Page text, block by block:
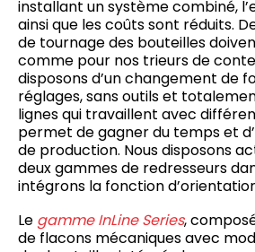
installant un système combiné,
ainsi que les coûts sont réduits.
de tournage des bouteilles
comme pour nos trieurs de
disposons d’un changement de
réglages, sans outils et
lignes qui travaillent avec
permet de gagner du temps et
de production. Nous disposons
deux gammes de redresseurs
intégrons la fonction
Le gamme InLine Series,
de flacons mécaniques avec